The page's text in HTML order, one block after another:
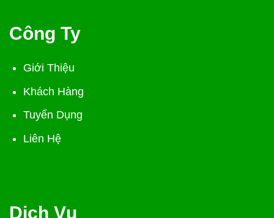
Công Ty
Giới Thiệu
Khách Hàng
Tuyển Dụng
Liên Hệ
Dịch Vụ